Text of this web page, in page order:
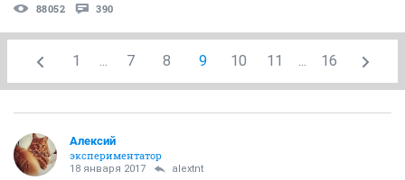
88052 390
1 ... 7 8 9 10 11 ... 16
Алексий
экспериментатор
18 января 2017 alextnt